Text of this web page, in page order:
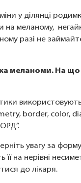
у ділянці
на меланому,
разі не
меланоми. На що
використовують
border, color,
увагу за
її на нерівні
до лікаря.